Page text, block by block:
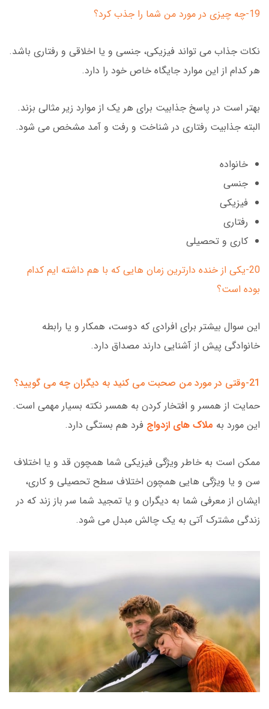
19-چه چیزی در مورد من شما را جذب کرد؟
نکات جذاب می تواند فیزیکی، جنسی و یا اخلاقی و رفتاری باشد.
هر کدام از این موارد جایگاه خاص خود را دارد.
بهتر است در پاسخ جذابیت برای هر یک از موارد زیر مثالی بزند.
البته جذابیت رفتاری در شناخت و رفت و آمد مشخص می شود.
خانواده
جنسی
فیزیکی
رفتاری
کاری و تحصیلی
20-یکی از خنده دارترین زمان هایی که با هم داشته ایم کدام
بوده است؟
این سوال بیشتر برای افرادی که دوست، همکار و یا رابطه
خانوادگی پیش از آشنایی دارند مصداق دارد.
21-وقتی در مورد من صحبت می کنید به دیگران چه می گویید؟
حمایت از همسر و افتخار کردن به همسر نکته بسیار مهمی است.
این مورد به ملاک های ازدواج فرد هم بستگی دارد.
ممکن است به خاطر ویژگی فیزیکی شما همچون قد و یا اختلاف
سن و یا ویژگی هایی همچون اختلاف سطح تحصیلی و کاری،
ایشان از معرفی شما به دیگران و یا تمجید شما سر باز زند که در
زندگی مشترک آتی به یک چالش مبدل می شود.